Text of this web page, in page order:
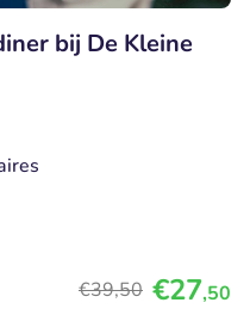
bij De Kleine
€39,50 €27,50